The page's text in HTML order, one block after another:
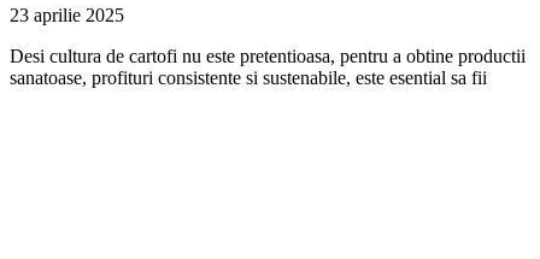
23 aprilie 2025
Desi cultura de cartofi nu este pretentioasa, pentru a obtine productii
sanatoase, profituri consistente si sustenabile, este esential sa fii